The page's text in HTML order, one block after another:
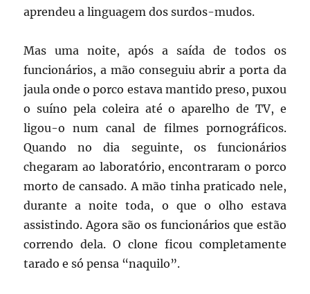
aprendeu a linguagem dos surdos-mudos.
Mas uma noite, após a saída de todos os
funcionários, a mão conseguiu abrir a porta da
jaula onde o porco estava mantido preso, puxou
o suíno pela coleira até o aparelho de TV, e
ligou-o num canal de filmes pornográficos.
Quando no dia seguinte, os funcionários
chegaram ao laboratório, encontraram o porco
morto de cansado. A mão tinha praticado nele,
durante a noite toda, o que o olho estava
assistindo. Agora são os funcionários que estão
correndo dela. O clone ficou completamente
tarado e só pensa “naquilo”.